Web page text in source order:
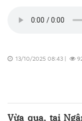
13/10/2025 08:43 |
Vừa qua, tại